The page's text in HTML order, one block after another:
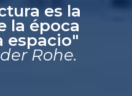
es la
la época
espacio"
Rohe.